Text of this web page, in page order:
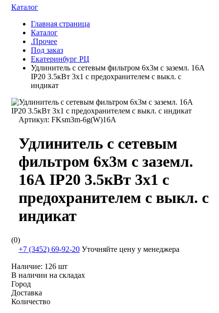
Каталог
Главная страница
Каталог
.Прочее
Под заказ
Екатеринбург РЦ
Удлинитель с сетевым фильтром 6х3м с заземл. 16А
IP20 3.5кВт 3х1 с предохранителем с выкл. с
индикат
Артикул: FKsm3m-6g(W)16A
Удлинитель с сетевым
фильтром 6х3м с заземл.
16А IP20 3.5кВт 3х1 с
предохранителем с выкл. с
индикат
(0)
+7 (3452) 69-92-20 Уточняйте цену у менеджера
Наличие: 126 шт
В наличии на складах
Город
Доставка
Количество